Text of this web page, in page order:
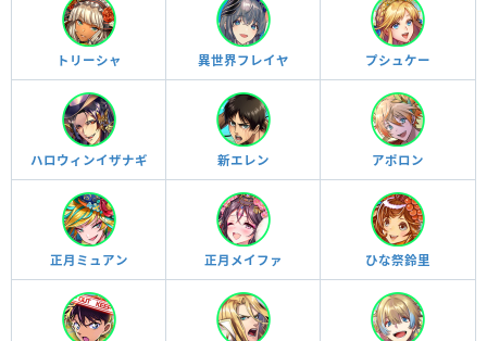
トリーシャ 異世界フレイヤ プシュケー
ハロウィンイザナギ 新エレン アポロン
正月ミュアン 正月メイファ ひな祭鈴里